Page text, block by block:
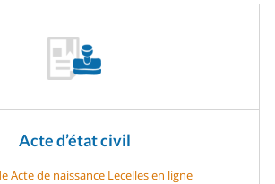
Acte d’état civil
Acte de naissance Lecelles en ligne